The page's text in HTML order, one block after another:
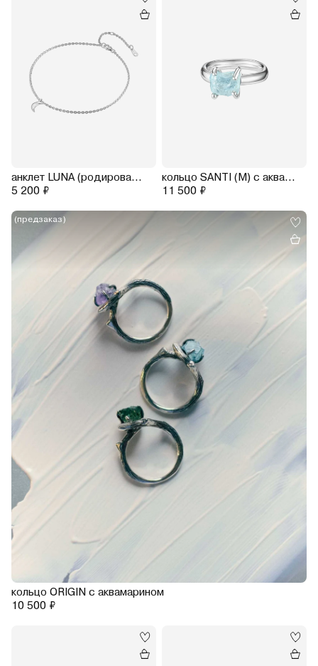
анклет LUNA (родирование)
5 200 ₽
15.0 16.0 17.5
18.0
18.5
19.5
кольцо SANTI (M) с аквамарином (родирование)
11 500 ₽
(предзаказ)
15.0 15.5
17.5
18.0 18.5 19.0 19.5
кольцо ORIGIN с аквамарином
10 500 ₽